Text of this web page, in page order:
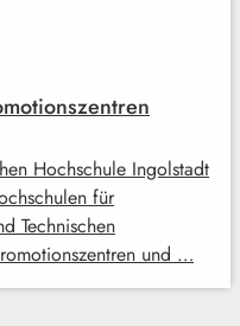
Hochschule Ingolstadt
für
Technischen
und …